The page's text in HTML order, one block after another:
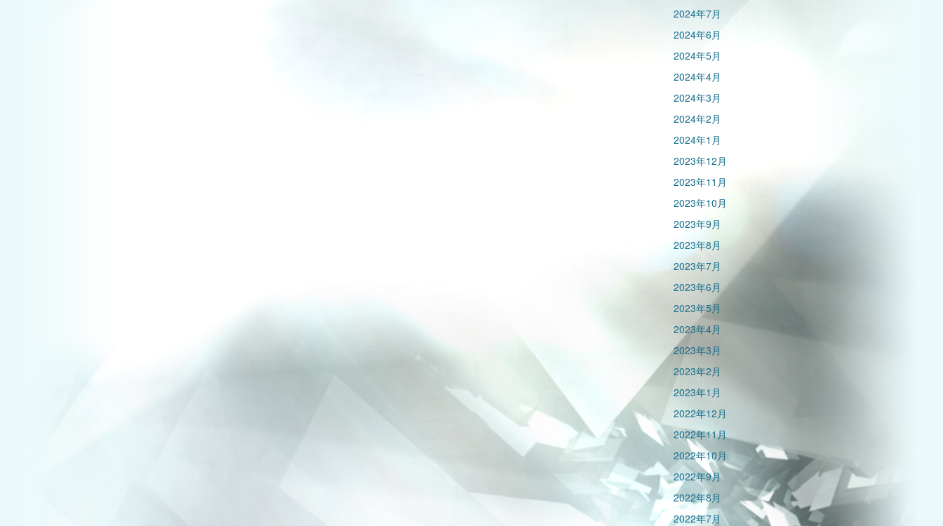
2024年7月
2024年6月
2024年5月
2024年4月
2024年3月
2024年2月
2024年1月
2023年12月
2023年11月
2023年10月
2023年9月
2023年8月
2023年7月
2023年6月
2023年5月
2023年4月
2023年3月
2023年2月
2023年1月
2022年12月
2022年11月
2022年10月
2022年9月
2022年8月
2022年7月